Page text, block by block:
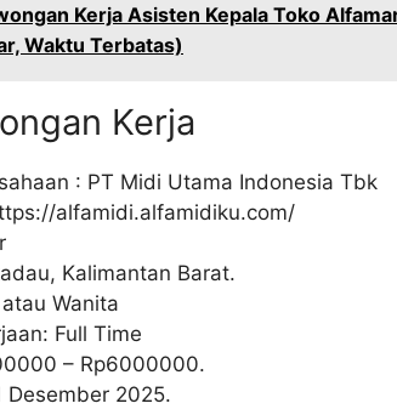
Kerja Asisten Kepala Toko
Waktu Terbatas)
Kerja
: PT Midi Utama Indonesia Tbk
alfamidi.alfamidiku.com/
Kalimantan Barat.
Wanita
Full Time
– Rp6000000.
Desember 2025.